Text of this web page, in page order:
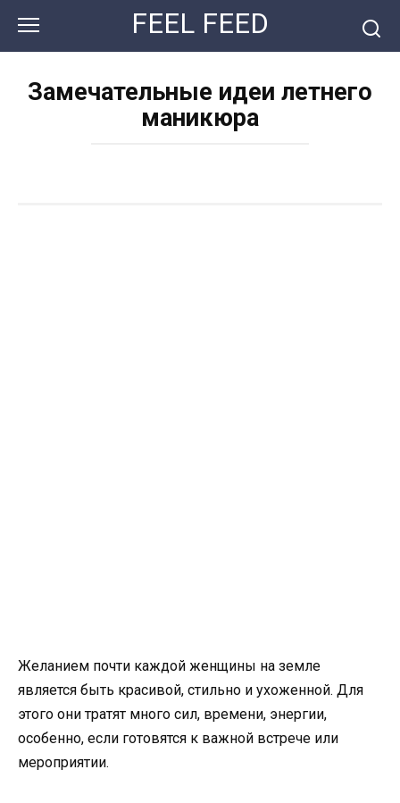
контенту
FEEL FEED
Замечательные идеи летнего
маникюра
Желанием почти каждой женщины на земле
является быть красивой, стильно и ухоженной. Для
этого они тратят много сил, времени, энергии,
особенно, если готовятся к важной встрече или
мероприятии.